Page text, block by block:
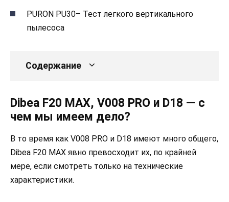
PURON PU30– Тест легкого вертикального
пылесоса
Содержание
Dibea F20 MAX, V008 PRO и D18 — с
чем мы имеем дело?
В то время как V008 PRO и D18 имеют много общего,
Dibea F20 MAX явно превосходит их, по крайней
мере, если смотреть только на технические
характеристики.